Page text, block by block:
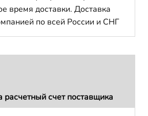
время доставки. Доставка
по всей России и СНГ
счет поставщика